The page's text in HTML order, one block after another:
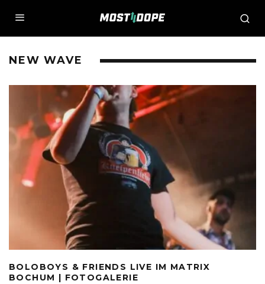
NEW WAVE
BOLOBOYS & FRIENDS LIVE IM MATRIX
BOCHUM | FOTOGALERIE